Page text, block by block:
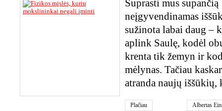
Suprasti mus
neįgyvendinamas
sužinota labai daug –
aplink Saulę, kodėl
krenta tik žemyn ir
mėlynas. Tačiau
atranda naujų
Plačiau
Albertas